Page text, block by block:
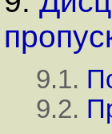
9.1.
9.2.